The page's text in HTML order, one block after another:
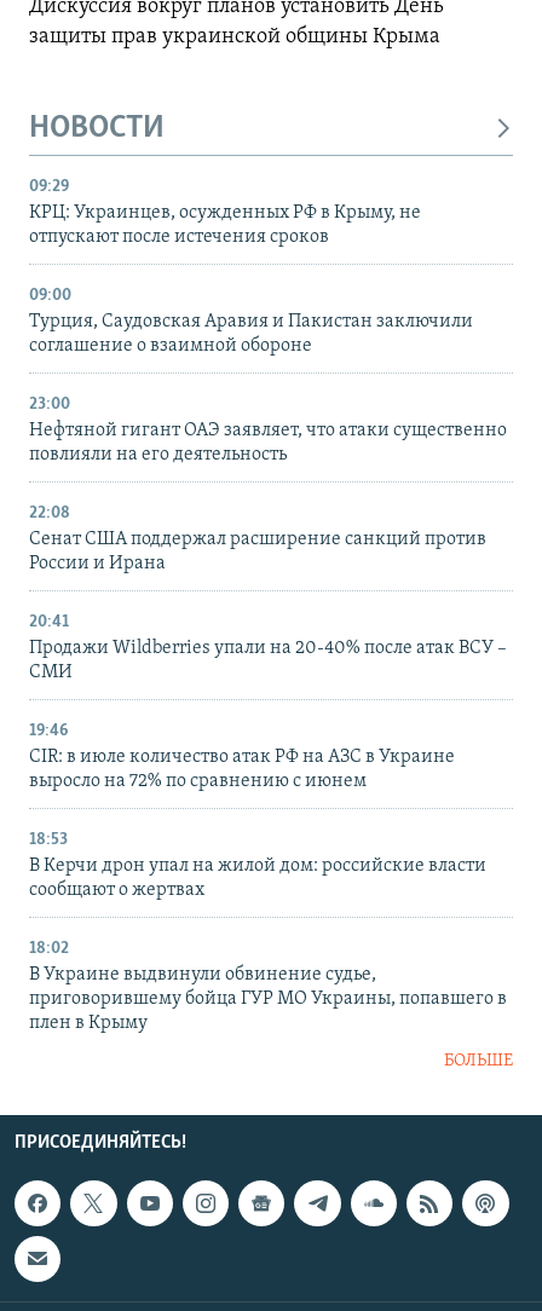
Дискуссия вокруг планов установить День
защиты прав украинской общины Крыма
НОВОСТИ
09:29
КРЦ: Украинцев, осужденных РФ в Крыму, не
отпускают после истечения сроков
09:00
Турция, Саудовская Аравия и Пакистан заключили
соглашение о взаимной обороне
23:00
Нефтяной гигант ОАЭ заявляет, что атаки существенно
повлияли на его деятельность
22:08
Сенат США поддержал расширение санкций против
России и Ирана
20:41
Продажи Wildberries упали на 20-40% после атак ВСУ –
СМИ
19:46
CIR: в июле количество атак РФ на АЗС в Украине
выросло на 72% по сравнению с июнем
18:53
В Керчи дрон упал на жилой дом: российские власти
сообщают о жертвах
18:02
В Украине выдвинули обвинение судье,
приговорившему бойца ГУР МО Украины, попавшего в
плен в Крыму
БОЛЬШЕ
ПРИСОЕДИНЯЙТЕСЬ!